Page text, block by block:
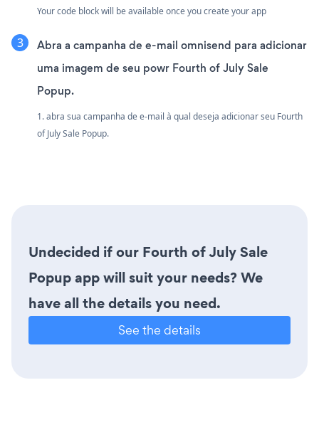
Your code block will be available once you create your app
Abra a campanha de e-mail omnisend para adicionar
uma imagem de seu powr Fourth of July Sale
Popup.
1. abra sua campanha de e-mail à qual deseja adicionar seu Fourth
of July Sale Popup.
Undecided if our Fourth of July Sale
Popup app will suit your needs? We
have all the details you need.
See the details